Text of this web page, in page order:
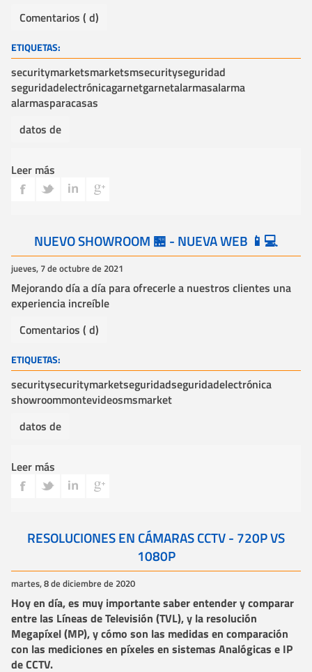
Comentarios ( d)
ETIQUETAS:
securitymarketsmarketsmsecurityseguridad
seguridadelectrónicagarnetgarnetalarmasalarma
alarmasparacasas
datos de
Leer más
NUEVO SHOWROOM 🏪 - NUEVA WEB 📱💻
jueves, 7 de octubre de 2021
Mejorando día a día para ofrecerle a nuestros clientes una
experiencia increíble
Comentarios ( d)
ETIQUETAS:
securitysecuritymarketseguridadseguridadelectrónica
showroommontevideosmsmarket
datos de
Leer más
RESOLUCIONES EN CÁMARAS CCTV - 720P VS
1080P
martes, 8 de diciembre de 2020
Hoy en día, es muy importante saber entender y comparar
entre las Líneas de Televisión (TVL), y la resolución
Megapíxel (MP), y cómo son las medidas en comparación
con las mediciones en píxeles en sistemas Analógicas e IP
de CCTV.